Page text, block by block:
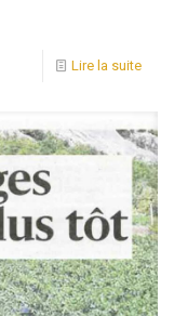
Lire la suite